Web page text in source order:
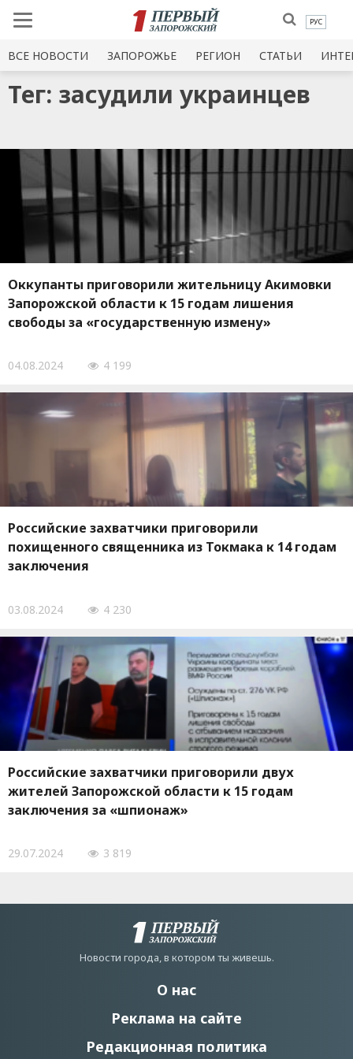
РУС
ВСЕ НОВОСТИ ЗАПОРОЖЬЕ РЕГИОН СТАТЬИ
Тег: засудили украинцев
Оккупанты приговорили жительницу Акимовки
Запорожской области к 15 годам лишения
свободы за «государственную измену»
04.08.2024 4 199
Российские захватчики приговорили
похищенного священника из Токмака к 14 годам
заключения
03.08.2024 4 230
Российские захватчики приговорили двух
жителей Запорожской области к 15 годам
заключения за «шпионаж»
29.07.2024 3 819
Новости города, в котором ты живешь.
О нас
Реклама на сайте
Редакционная политика